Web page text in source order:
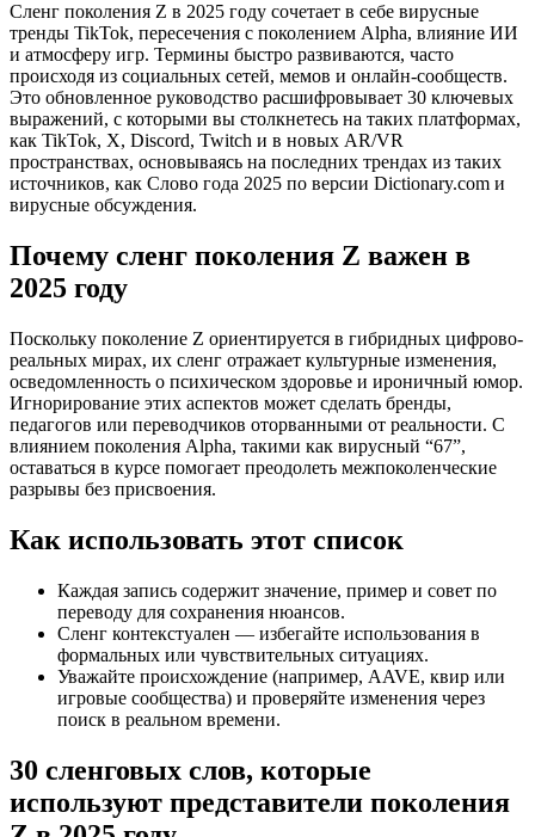
Сленг поколения Z в 2025 году сочетает в себе вирусные
тренды TikTok, пересечения с поколением Alpha, влияние ИИ
и атмосферу игр. Термины быстро развиваются, часто
происходя из социальных сетей, мемов и онлайн-сообществ.
Это обновленное руководство расшифровывает 30 ключевых
выражений, с которыми вы столкнетесь на таких платформах,
как TikTok, X, Discord, Twitch и в новых AR/VR
пространствах, основываясь на последних трендах из таких
источников, как Слово года 2025 по версии Dictionary.com и
вирусные обсуждения.
Почему сленг поколения Z важен в
2025 году
Поскольку поколение Z ориентируется в гибридных цифрово-
реальных мирах, их сленг отражает культурные изменения,
осведомленность о психическом здоровье и ироничный юмор.
Игнорирование этих аспектов может сделать бренды,
педагогов или переводчиков оторванными от реальности. С
влиянием поколения Alpha, такими как вирусный “67”,
оставаться в курсе помогает преодолеть межпоколенческие
разрывы без присвоения.
Как использовать этот список
Каждая запись содержит значение, пример и совет по
переводу для сохранения нюансов.
Сленг контекстуален — избегайте использования в
формальных или чувствительных ситуациях.
Уважайте происхождение (например, AAVE, квир или
игровые сообщества) и проверяйте изменения через
поиск в реальном времени.
30 сленговых слов, которые
используют представители поколения